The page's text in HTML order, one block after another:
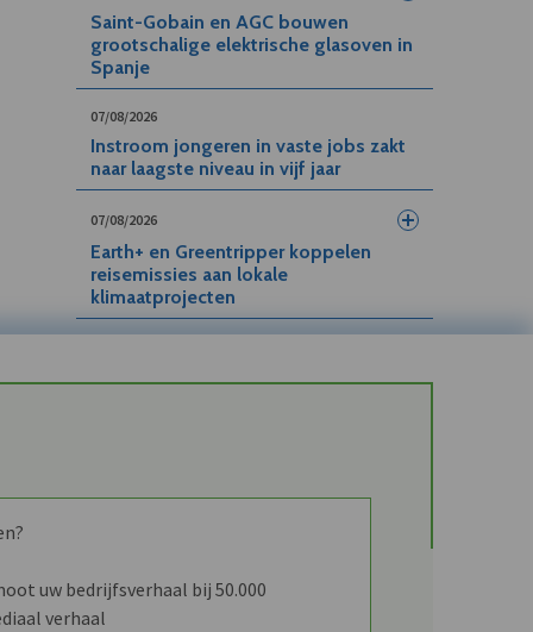
Saint-Gobain en AGC bouwen
grootschalige elektrische glasoven in
Spanje
07/08/2026
Instroom jongeren in vaste jobs zakt
naar laagste niveau in vijf jaar
07/08/2026
Earth+ en Greentripper koppelen
reisemissies aan lokale
klimaatprojecten
Maison Pommery zet gesprekken met
uw bedrijfsverhaal bij 50.000
verhaal